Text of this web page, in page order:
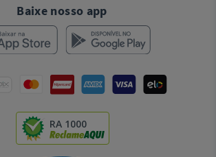
Baixe nosso app
RA 1000